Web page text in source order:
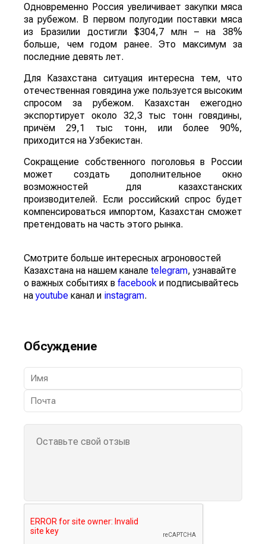
Одновременно Россия увеличивает закупки мяса
за рубежом. В первом полугодии поставки мяса
из Бразилии достигли $304,7 млн – на 38%
больше, чем годом ранее. Это максимум за
последние девять лет.
Для Казахстана ситуация интересна тем, что
отечественная говядина уже пользуется высоким
спросом за рубежом. Казахстан ежегодно
экспортирует около 32,3 тыс тонн говядины,
причём 29,1 тыс тонн, или более 90%,
приходится на Узбекистан.
Сокращение собственного поголовья в России
может создать дополнительное окно
возможностей для казахстанских
производителей. Если российский спрос будет
компенсироваться импортом, Казахстан сможет
претендовать на часть этого рынка.
Смотрите больше интересных агроновостей
Казахстана на нашем канале telegram, узнавайте
о важных событиях в facebook и подписывайтесь
наyoutube канал и instagram.
Обсуждение